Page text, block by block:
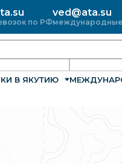
по РФ
ved@ata.su
международные
В ЯКУТИЮ